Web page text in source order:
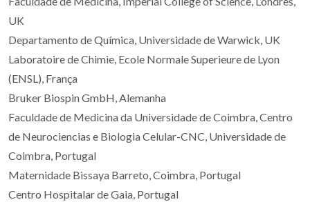
UK
Departamento de Química, Universidade de Warwick, UK
Laboratoire de Chimie, Ecole Normale Superieure de Lyon
(ENSL), França
Bruker Biospin GmbH, Alemanha
Faculdade de Medicina da Universidade de Coimbra, Centro
de Neurociencias e Biologia Celular-CNC, Universidade de
Coimbra, Portugal
Maternidade Bissaya Barreto, Coimbra, Portugal
Centro Hospitalar de Gaia, Portugal